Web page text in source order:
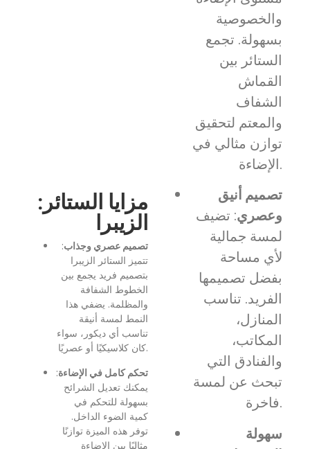
:مزايا الستائر
الزيبرا
تصميم عصري وجذاب:
تتميز الستائر الزيبرا
بتصميم فريد يجمع بين
الخطوط الشفافة
والمظلمة. يضفي هذا
النمط لمسة أنيقة
تناسب أي ديكور، سواء
كان كلاسيكيًا أو عصريًا.
تحكم كامل في الإضاءة:
يمكنك تعديل الشرائح
بسهولة للتحكم في
كمية الضوء الداخل.
توفر هذه الميزة توازنًا
مثاليًا بين الإضاءة
والخصوصية
بسهولة. تجمع
الستائر بين
القماش
الشفاف
والمعتم لتحقيق
توازن مثالي في
الإضاءة.
تصميم أنيق
وعصري: تضيف
لمسة جمالية
لأي مساحة
بفضل تصميمها
الفريد. تناسب
المنازل،
المكاتب،
والفنادق التي
تبحث عن لمسة
فاخرة.
سهولة